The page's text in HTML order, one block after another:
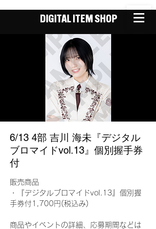
DIGITAL ITEM SHOP
6/13 4部 吉川 海未『デジタル
ブロマイドvol.13』個別握手券
付
販売商品
・『デジタルブロマイドvol.13』個別握
手券付1,700円(税込み)
商品やイベントの詳細、応募期間などは